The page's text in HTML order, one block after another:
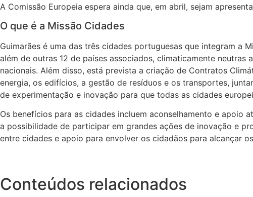
A Comissão Europeia espera ainda que, em abril, sejam
O que é a Missão Cidades
Guimarães é uma das três cidades portuguesas que integram a
além de outras 12 de países associados, climaticamente
nacionais. Além disso, está prevista a criação de Contratos
energia, os edifícios, a gestão de resíduos e os transportes,
de experimentação e inovação para que todas as cidades
Os benefícios para as cidades incluem aconselhamento e apoio
a possibilidade de participar em grandes ações de inovação e
entre cidades e apoio para envolver os cidadãos para alcançar
Conteúdos relacionados